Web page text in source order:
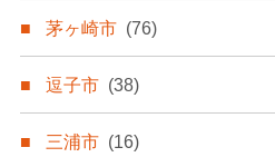
茅ヶ崎市 (76)
逗子市 (38)
三浦市 (16)